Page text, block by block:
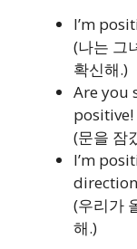
I’m
(나는 그
확신해.)
Are you
positive!
(문을 잠
I’m
(우리가
해.)